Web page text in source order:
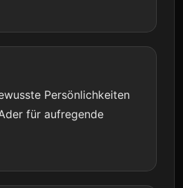
Persönlichkeiten
für aufregende